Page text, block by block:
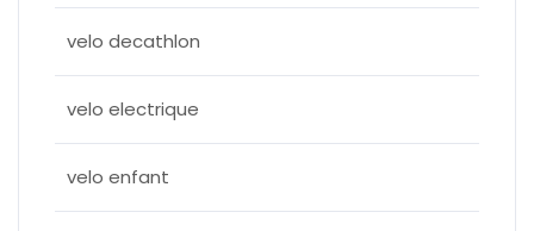
velo decathlon
velo electrique
velo enfant